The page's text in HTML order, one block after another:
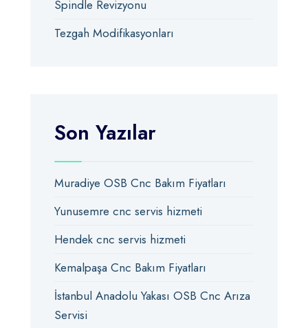
Spindle Revizyonu
Tezgah Modifikasyonları
Son Yazılar
Muradiye OSB Cnc Bakım Fiyatları
Yunusemre cnc servis hizmeti
Hendek cnc servis hizmeti
Kemalpaşa Cnc Bakım Fiyatları
İstanbul Anadolu Yakası OSB Cnc Arıza
Servisi